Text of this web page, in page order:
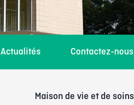
Actualités Contactez-nous
Maison de vie et de soins